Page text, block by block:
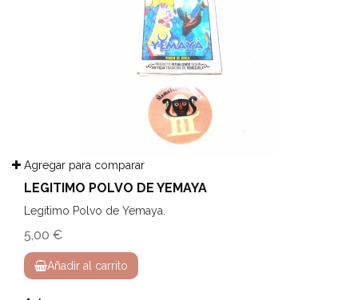
Agregar para comparar
LEGITIMO POLVO DE YEMAYA
Legitimo Polvo de Yemaya.
5,00 €
Añadir al carrito